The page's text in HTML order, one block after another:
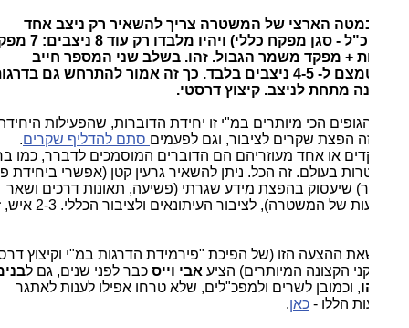
הארצי של המשטרה צריך להשאיר רק ניצב אחד
(סמפכ"ל - סגן מפקח כללי) ויהיו מלבדו רק עוד 8 ניצבים: 7 מפקדי
+ מפקד משמר הגבול. זהו. בשלב שני המספר חייב
להצטמצם ל- 4-5 ניצבים בלבד. כך זה אמור להתרחש גם בדרגות
מתחת לניצב. קיצוץ דרסטי.
הכי מיותרים במ"י זו יחידת הדוברות, שהפעילות היחידה
הפצת שקרים לציבור, וגם לפעמיםסתם להדליף שקרים .
או אחד מעוזריהם הם הדוברים המוסמכים לדברר, כמו ברוב
בעולם. זה הכל. ניתן להשאיר גרעין קטן (אפשרי ביחידת פניות
שיעסוק בהפצת מידע שגרתי (פשיעה, תאונות דרכים ושאר
ההודעות של המשטרה), לציבור העיתונאים ולציבור הכללי. 2-3 איש, זה
שאת ההצעה הזו (של הפיכת "פירמידת הדרגות במ"י וקיצוץ דרסטי
הקצונה המיותרים) הציעאבי וייסכבר לפני שנים, גם לבנימין
, וכמובן לשרים ולמפכ"לים, שלא טרחו אפילו לענות לאתגר
הללו - כאן.